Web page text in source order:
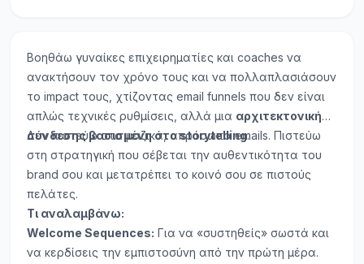
Βοηθάω γυναίκες επιχειρηματίες και coaches να
ανακτήσουν τον χρόνο τους και να πολλαπλασιάσουν
το impact τους, χτίζοντας email funnels που δεν είναι
απλώς τεχνικές ρυθμίσεις, αλλά μια αρχιτεκτονική
σύνδεσης βασισμένη στο storytelling.
Δεν πιστεύω στα μαζικά, απρόσωπα emails. Πιστεύω
στη στρατηγική που σέβεται την αυθεντικότητα του
brand σου και μετατρέπει το κοινό σου σε πιστούς
πελάτες.
Τι αναλαμβάνω:
Welcome Sequences: Για να «συστηθείς» σωστά και
να κερδίσεις την εμπιστοσύνη από την πρώτη μέρα.